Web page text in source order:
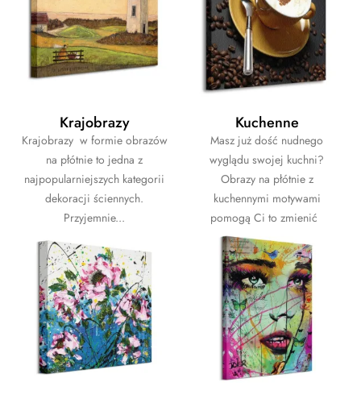
Krajobrazy
Krajobrazy w formie obrazów
na płótnie to jedna z
najpopularniejszych kategorii
dekoracji ściennych.
Przyjemnie...
Kuchenne
Masz już dość nudnego
wyglądu swojej kuchni?
Obrazy na płótnie z
kuchennymi motywami
pomogą Ci to zmienić